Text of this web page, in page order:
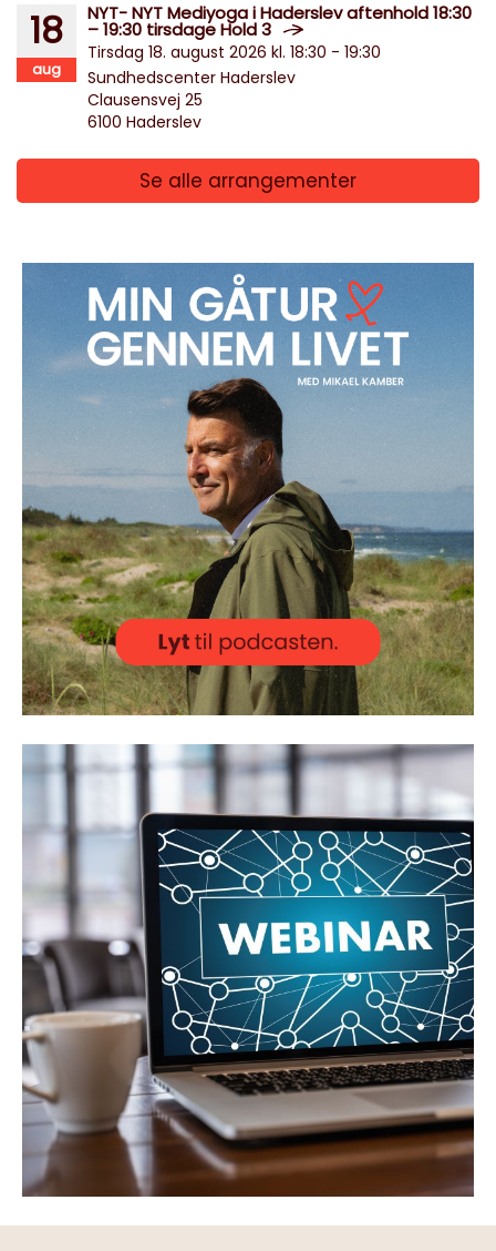
18
aug
NYT- NYT Mediyoga i Haderslev aftenhold 18:30
– 19:30 tirsdage Hold 3
Tirsdag 18. august 2026 kl. 18:30 - 19:30
Sundhedscenter Haderslev
Clausensvej 25
6100 Haderslev
Se alle arrangementer